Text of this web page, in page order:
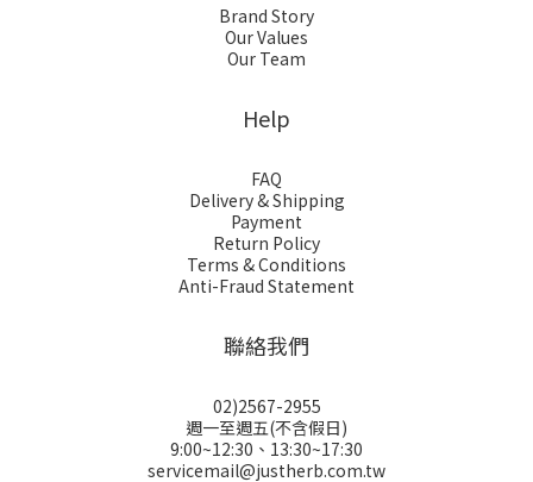
Brand Story
Our Values
Our Team
Help
FAQ
Delivery & Shipping
Payment
Return Policy
Terms & Conditions
Anti-Fraud Statement
聯絡我們
02)2567-2955
週一至週五(不含假日)
9:00~12:30、13:30~17:30
servicemail@justherb.com.tw